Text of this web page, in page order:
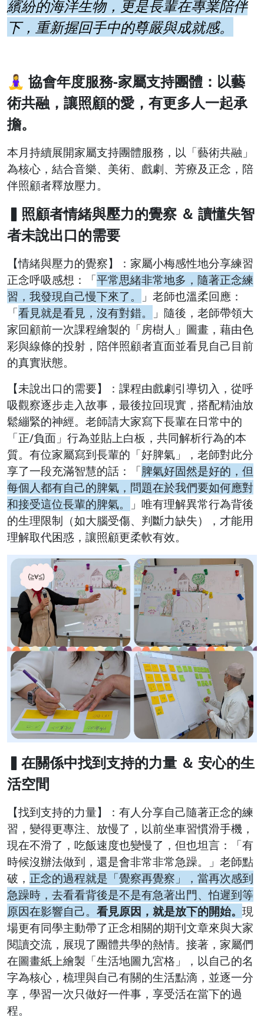
繽紛的海洋生物，更是長輩在專業陪伴
下，重新握回手中的尊嚴與成就感。
🧘‍♀️ 協會年度服務-家屬支持團體： 以藝
術共融，讓照顧的愛，有更多人一起承
擔。
本月持續展開家屬支持團體服務，以「藝術共融」
為核心，結合音樂、美術、戲劇、芳療及正念，陪
伴照顧者釋放壓力。
▍照顧者情緒與壓力的覺察 ＆ 讀懂失智
者未說出口的需要
【情緒與壓力的覺察】：家屬小梅感性地分享練習
正念呼吸感想：「平常思緒非常地多，隨著正念練
習，我發現自己慢下來了。
」老師也溫柔回應：
「看見就是看見，沒有對錯。
」隨後，老師帶領大
家回顧前一次課程繪製的「房樹人」圖畫，藉由色
彩與線條的投射，陪伴照顧者直面並看見自己目前
的真實狀態。
【未說出口的需要】：課程由戲劇引導切入，從呼
吸觀察逐步走入故事，最後拉回現實，搭配精油放
鬆繃緊的神經。老師請大家寫下長輩在日常中的
「正/負面」行為並貼上白板，共同解析行為的本
質。有位家屬寫到長輩的「好脾氣」，老師對此分
享了一段充滿智慧的話：「脾氣好固然是好的，但
每個人都有自己的脾氣，問題在於我們要如何應對
和接受這位長輩的脾氣。
」唯有理解異常行為背後
的生理限制（如大腦受傷、判斷力缺失），才能用
理解取代困惑，讓照顧更柔軟有效。
▍在關係中找到支持的力量 ＆ 安心的生
活空間
【找到支持的力量】：有人分享自己隨著正念的練
習，變得更專注、放慢了，以前坐車習慣滑手機，
現在不滑了，吃飯速度也變慢了，但也坦言：「有
時候沒辦法做到，還是會非常非常急躁。」老師點
破， 正念的過程就是「覺察再覺察」，當再次感到
急躁時，去看看背後是不是有急著出門、怕遲到等
原因在影響自己。 看見原因，就是放下的開始。 現
場更有同學主動帶了正念相關的期刊文章來與大家
閱讀交流，展現了團體共學的熱情。接著，家屬們
在圖畫紙上繪製「生活地圖九宮格」，以自己的名
字為核心，梳理與自己有關的生活點滴，並逐一分
享，學習一次只做好一件事，享受活在當下的過
程。